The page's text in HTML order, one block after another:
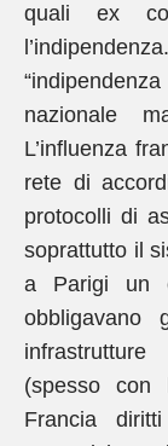
quali ex
nazionale
L’influenza
rete di
protocolli di
soprattutto il
a Parigi un
(spesso con
Francia